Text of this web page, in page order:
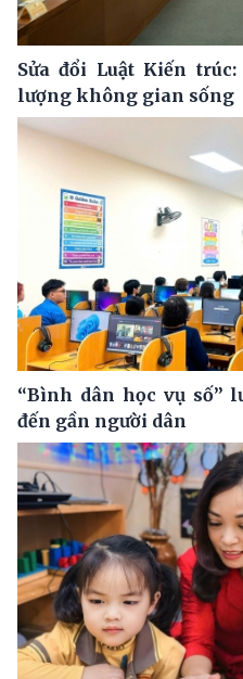
Sửa đổi Luật Kiến
lượng không gian sống
“Bình dân học vụ số”
đến gần người dân